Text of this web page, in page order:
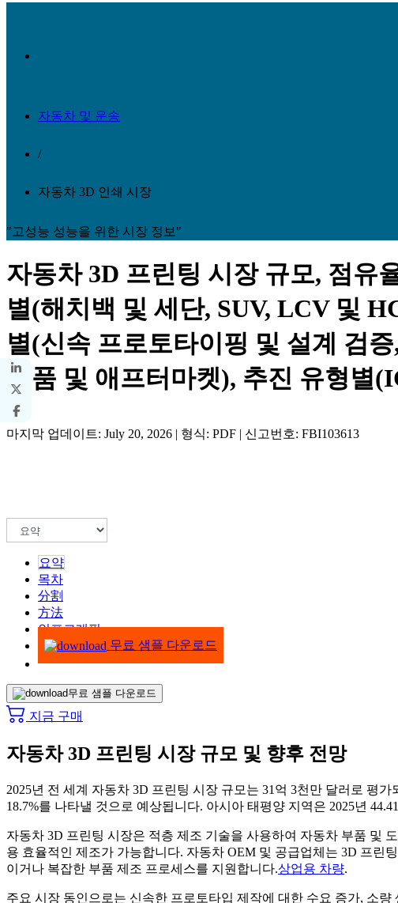
자동차 및 운송
/
자동차 3D 인쇄 시장
"고성능 성능을 위한 시장 정보"
자동차 3D 프린팅 시장 규모, 점유
별(해치백 및 세단, SUV, LCV 및
별(신속 프로토타이핑 및 설계 검
부품 및 애프터마켓), 추진 유형별
마지막 업데이트: July 20, 2026 | 형식: PDF | 신고번호: FBI103613
요약
목차
分割
方法
인포그래픽
무료 샘플 다운로드
무료 샘플 다운로드
지금 구매
자동차 3D 프린팅 시장 규모 및 향후 전망
2025년 전 세계 자동차 3D 프린팅 시장 규모는 31억 3천만 달러로 평
18.7%를 나타낼 것으로 예상됩니다. 아시아 태평양 지역은 2025년
자동차 3D 프린팅 시장은 적층 제조 기술을 사용하여 자동차 부품 및
용 효율적인 제조가 가능합니다. 자동차 OEM 및 공급업체는 3D 프린
이거나 복잡한 부품 제조 프로세스를 지원합니다.상업용 차량.
주요 시장 동인으로는 신속한 프로토타입 제작에 대한 수요 증가, 소